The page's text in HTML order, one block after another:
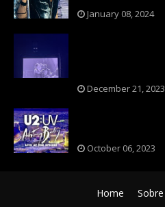
January 08, 2024
December 21, 2023
October 06, 2023
Home Sobre